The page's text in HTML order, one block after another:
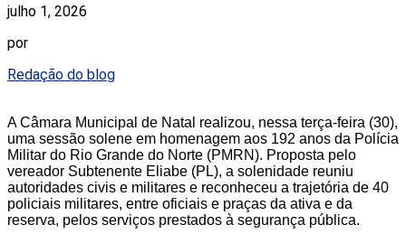
julho 1, 2026
por
Redação do blog
A Câmara Municipal de Natal realizou, nessa terça-feira (30),
uma sessão solene em homenagem aos 192 anos da Polícia
Militar do Rio Grande do Norte (PMRN). Proposta pelo
vereador Subtenente Eliabe (PL), a solenidade reuniu
autoridades civis e militares e reconheceu a trajetória de 40
policiais militares, entre oficiais e praças da ativa e da
reserva, pelos serviços prestados à segurança pública.